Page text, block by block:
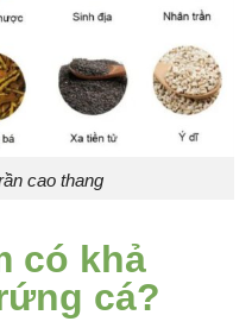
cao thang
có khả
cá?